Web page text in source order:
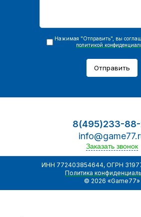
Нажимая "Отправить", вы
политикой
Отправить
8(495)233-
Заказать звонок
ИНН 772403854644, ОГРН
Политика
© 2026 «Game77»